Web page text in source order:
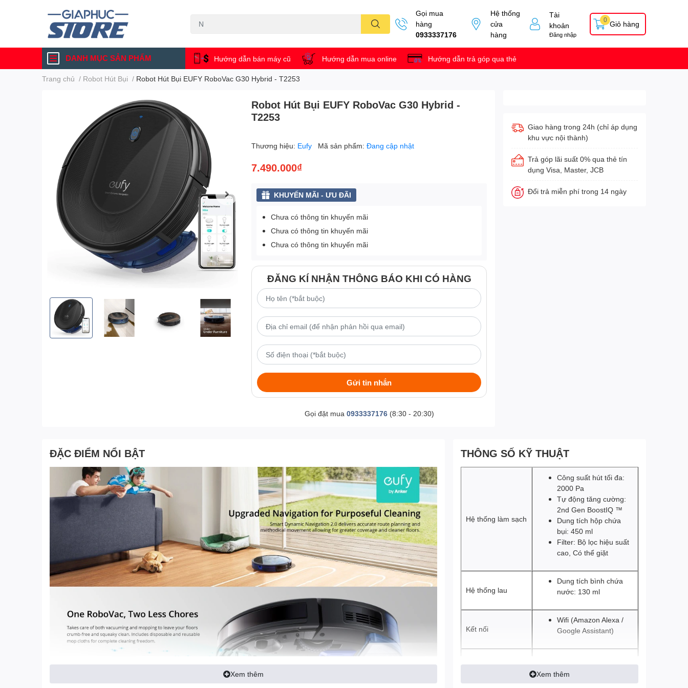
Gọi mua
hàng
0933337176
Hệ thống
cửa
hàng
Tài
khoản
Đăng nhập
Giỏ hàng
0
DANH MỤC SẢN PHẨM Hướng dẫn bán máy cũ Hướng dẫn mua online Hướng dẫn trả góp qua thẻ
Trang chủ / Robot Hút Bụi / Robot Hút Bụi EUFY RoboVac G30 Hybrid - T2253
Robot Hút Bụi EUFY RoboVac G30 Hybrid -
T2253
Thương hiệu: Eufy Mã sản phẩm:Đang cập nhật
7.490.000₫
KHUYẾN MÃI - ƯU ĐÃI
Chưa có thông tin khuyến mãi
Chưa có thông tin khuyến mãi
Chưa có thông tin khuyến mãi
ĐĂNG KÍ NHẬN THÔNG BÁO KHI CÓ HÀNG
Gửi tin nhắn
Gọi đặt mua 0933337176(8:30 - 20:30)
Giao hàng trong 24h (chỉ áp dụng
khu vực nội thành)
Trả góp lãi suất 0% qua thẻ tín
dụng Visa, Master, JCB
Đổi trả miễn phí trong 14 ngày
ĐẶC ĐIỂM NỔI BẬT
Xem thêm
THÔNG SỐ KỸ THUẬT
Hệ thống làm sạch
Công suất hút tối đa:
2000 Pa
Tự động tăng cường:
2nd Gen BoostIQ ™
Dung tích hộp chứa
bụi: 450 ml
Filter: Bộ lọc hiệu suất
cao, Có thể giặt
Hệ thống lau
Dung tích bình chứa
nước: 130 ml
Kết nối
Wifi (Amazon Alexa /
Google Assistant)
Xem thêm